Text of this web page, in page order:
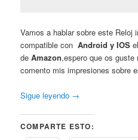
Vamos a hablar sobre este Reloj
compatible con Android y IOS
deAmazon,espero que os
comento mis impresiones sobre
Sigue leyendo →
COMPARTE ESTO: